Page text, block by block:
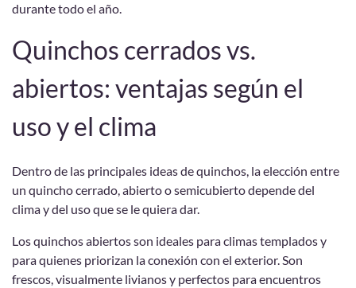
durante todo el año.
Quinchos cerrados vs.
abiertos: ventajas según el
uso y el clima
Dentro de las principales ideas de quinchos, la elección entre
un quincho cerrado, abierto o semicubierto depende del
clima y del uso que se le quiera dar.
Los quinchos abiertos son ideales para climas templados y
para quienes priorizan la conexión con el exterior. Son
frescos, visualmente livianos y perfectos para encuentros